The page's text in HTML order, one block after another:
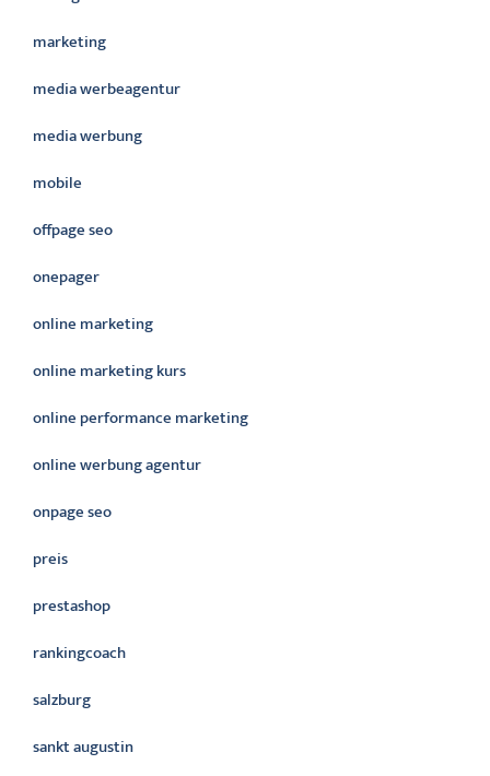
marketing
media werbeagentur
media werbung
mobile
offpage seo
onepager
online marketing
online marketing kurs
online performance marketing
online werbung agentur
onpage seo
preis
prestashop
rankingcoach
salzburg
sankt augustin